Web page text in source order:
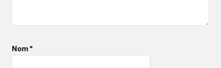
Nom*